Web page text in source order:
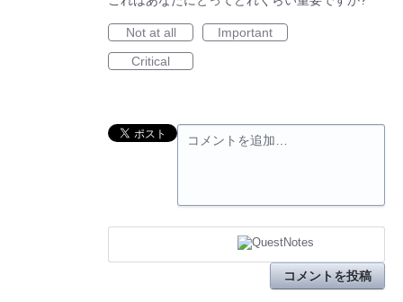
Not at all
Important
Critical
コメントを追加…
コメントを投稿